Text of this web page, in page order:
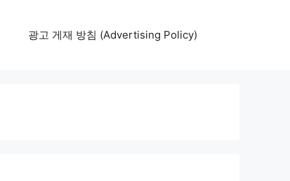
광고 게재 방침 (Advertising Policy)